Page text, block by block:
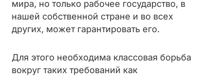
мира, но только рабочее государство, в
нашей собственной стране и во всех
других, может гарантировать его.
Для этого необходима классовая борьба
вокруг таких требований как